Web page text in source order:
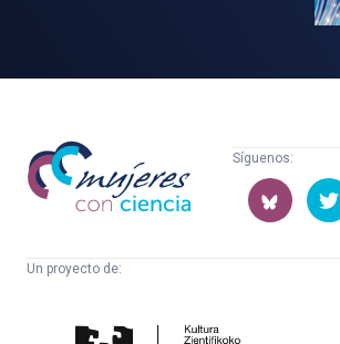
Mujeres
con
ciencia
Síguenos:
Un proyecto de: